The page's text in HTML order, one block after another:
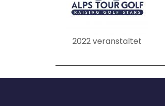
2022 veranstaltet